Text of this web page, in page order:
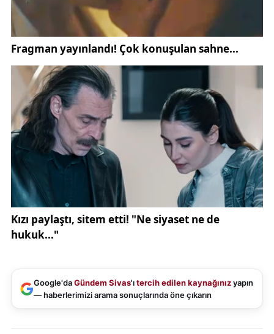
Google'daGündem Sivas'ıtercih edilen kaynağınızyapın
— haberlerimizi arama sonuçlarında öne çıkarın